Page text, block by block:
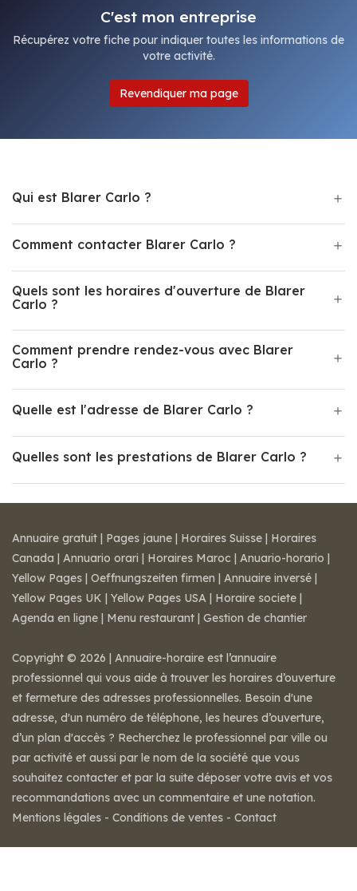
C'est mon entreprise
Récupérez votre fiche pour indiquer toutes les informations de
votre activité.
Revendiquer ma page
Qui est Blarer Carlo ?
Comment contacter Blarer Carlo ?
Quels sont les horaires d'ouverture de Blarer
Carlo ?
Comment prendre rendez-vous avec Blarer
Carlo ?
Quelle est l'adresse de Blarer Carlo ?
Quelles sont les prestations de Blarer Carlo ?
Annuaire gratuit | Pages jaune | Horaires Suisse | Horaires
Canada | Annuario orari | Horaires Maroc | Anuario-horario |
Yellow Pages | Oeffnungszeiten firmen | Annuaire inversé |
Yellow Pages UK | Yellow Pages USA | Horaire societe |
Agenda en ligne | Menu restaurant | Gestion de chantier
Copyright © 2026 | Annuaire-horaire est l’annuaire
professionnel qui vous aide à trouver les horaires d’ouverture
et fermeture des adresses professionnelles. Besoin d'une
adresse, d'un numéro de téléphone, les heures d’ouverture,
d’un plan d'accès ? Recherchez le professionnel par ville ou
par activité et aussi par le nom de la société que vous
souhaitez contacter et par la suite déposer votre avis et vos
recommandations avec un commentaire et une notation.
Mentions légales - Conditions de ventes - Contact